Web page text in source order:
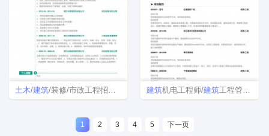
土木/建筑/装修/市政工程招聘个人简历模板下载 建筑机电工程师/建筑工程管理/项目经理简历模板
1 2 3 4 5 下一页